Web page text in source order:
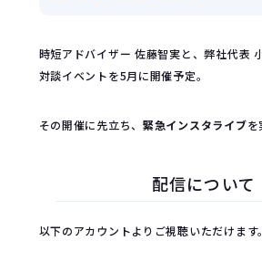
時短アドバイザー 佐藤智実と、弊社代表
対談イベントを5月に開催予定。
その開催に先立ち、緊急インスタライブを
配信について
以下のアカウントよりご視聴いただけます。